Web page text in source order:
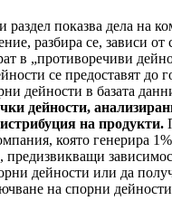
показва дела на
разбира се, зависи
в „противоречиви
се предоставят до
дейности в базата
дейности,
на продукти.
която генерира
предизвикващи
дейности или да
на спорни